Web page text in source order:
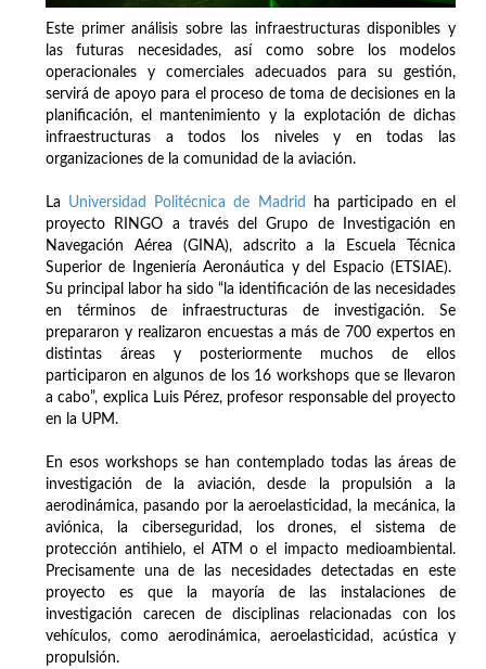
Este primer análisis sobre las infraestructuras disponibles y
las futuras necesidades, así como sobre los modelos
operacionales y comerciales adecuados para su gestión,
servirá de apoyo para el proceso de toma de decisiones en la
planificación, el mantenimiento y la explotación de dichas
infraestructuras a todos los niveles y en todas las
organizaciones de la comunidad de la aviación.
La Universidad Politécnica de Madrid
ha participado en el
proyecto RINGO a través del Grupo de Investigación en
Navegación Aérea (GINA), adscrito a la Escuela Técnica
Superior de Ingeniería Aeronáutica y del Espacio (ETSIAE).
Su principal labor ha sido “la identificación de las necesidades
en términos de infraestructuras de investigación. Se
prepararon y realizaron encuestas a más de 700 expertos en
distintas áreas y posteriormente muchos de ellos
participaron en algunos de los 16 workshops que se llevaron
a cabo”, explica Luis Pérez, profesor responsable del proyecto
en la UPM.
En esos workshops se han contemplado todas las áreas de
investigación de la aviación, desde la propulsión a la
aerodinámica, pasando por la aeroelasticidad, la mecánica, la
aviónica, la ciberseguridad, los drones, el sistema de
protección antihielo, el ATM o el impacto medioambiental.
Precisamente una de las necesidades detectadas en este
proyecto es que la mayoría de las instalaciones de
investigación carecen de disciplinas relacionadas con los
vehículos, como aerodinámica, aeroelasticidad, acústica y
propulsión.